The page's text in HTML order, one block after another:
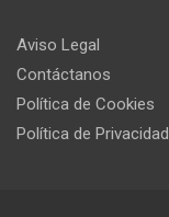
Aviso Legal
Contáctanos
Política de Cookies
Política de Privacidad